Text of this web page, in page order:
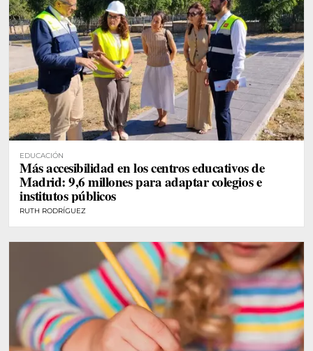
EDUCACIÓN
Más accesibilidad en los centros educativos de
Madrid: 9,6 millones para adaptar colegios e
institutos públicos
RUTH RODRÍGUEZ